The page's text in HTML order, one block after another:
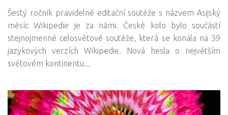
Šestý ročník pravidelné editační soutěže s názvem Asijský
měsíc Wikipedie je za námi. České kolo bylo součástí
stejnojmenné celosvětové soutěže, která se konala na 39
jazykových verzích Wikipedie. Nová hesla o největším
světovém kontinentu...